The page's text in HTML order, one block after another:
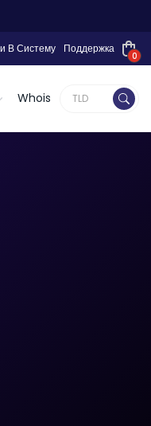
В Систему Поддержка
0
Whois